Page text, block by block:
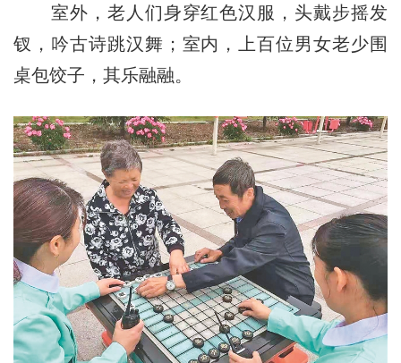
室外，老人们身穿红色汉服，头戴步摇发
钗，吟古诗跳汉舞；室内，上百位男女老少围
桌包饺子，其乐融融。